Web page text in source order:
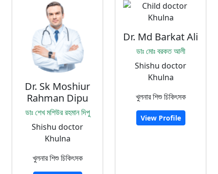
Dr. Sk Moshiur
Rahman Dipu
ডাঃ শেখ মশিউর রহমান দিপু
Shishu doctor
Khulna
খুলনার শিশু চিকিৎসক
Dr. Md Barkat Ali
ডাঃ মোঃ বরকত আলী
Shishu doctor
Khulna
খুলনার শিশু চিকিৎসক
View Profile